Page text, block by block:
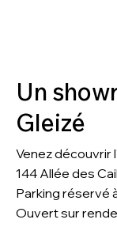
Un
Gleizé
Venez découvrir
144 Allée des
Parking réservé
Ouvert sur